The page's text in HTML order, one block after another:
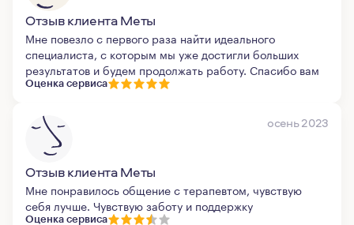
Отзыв клиента Меты
Мне повезло с первого раза найти идеального
специалиста, с которым мы уже достигли больших
результатов и будем продолжать работу. Спасибо вам
Оценка сервиса
осень 2023
Отзыв клиента Меты
Мне понравилось общение с терапевтом, чувствую
себя лучше. Чувствую заботу и поддержку
Оценка сервиса